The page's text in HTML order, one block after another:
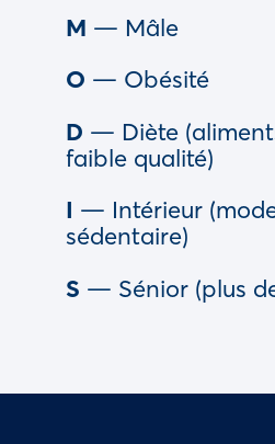
M — Mâle
O — Obésité
D — Diète
faible qualité)
I — Intérieur
sédentaire)
S — Sénior (plus